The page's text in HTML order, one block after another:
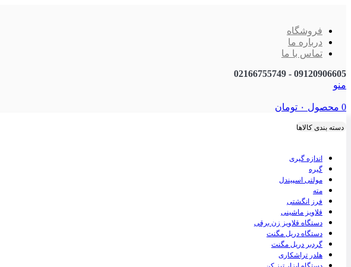
فروشگاه
درباره ما
تماس با ما
09120906605 - 02166755749
منو
0 محصول ۰ تومان
دسته بندی کالاها
اندازه گیری
گیره
مولتی اسپیندل
مته
فرز انگشتی
قلاویز ماشینی
دستگاه قلاویز زن برقی
دستگاه دریل مگنت
گردبر دریل مگنت
هلدر تراشکاری